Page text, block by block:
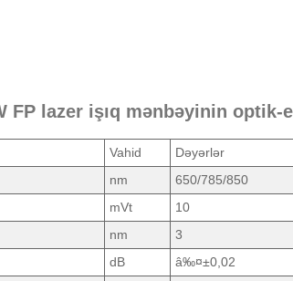
FP lazer işıq mənbəyinin
Vahid Dəyərlər
nm 650/785/850
mVt 10
nm
3
dB
â‰¤±0,02